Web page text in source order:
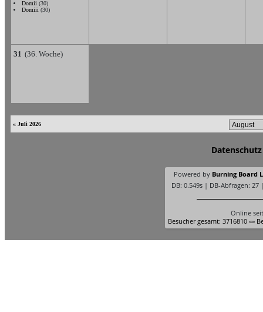
Domii (30)
Domiii (30)
31 (36. Woche)
« Juli 2026
Datenschutz
Powered by Burning Board
DB: 0.549s | DB-Abfragen: 27
Online
Besucher gesamt: 3716810 «»